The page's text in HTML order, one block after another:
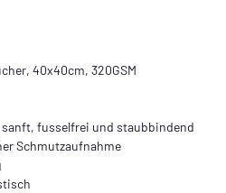
40x40cm, 320GSM
fusselfrei und staubbindend
Schmutzaufnahme